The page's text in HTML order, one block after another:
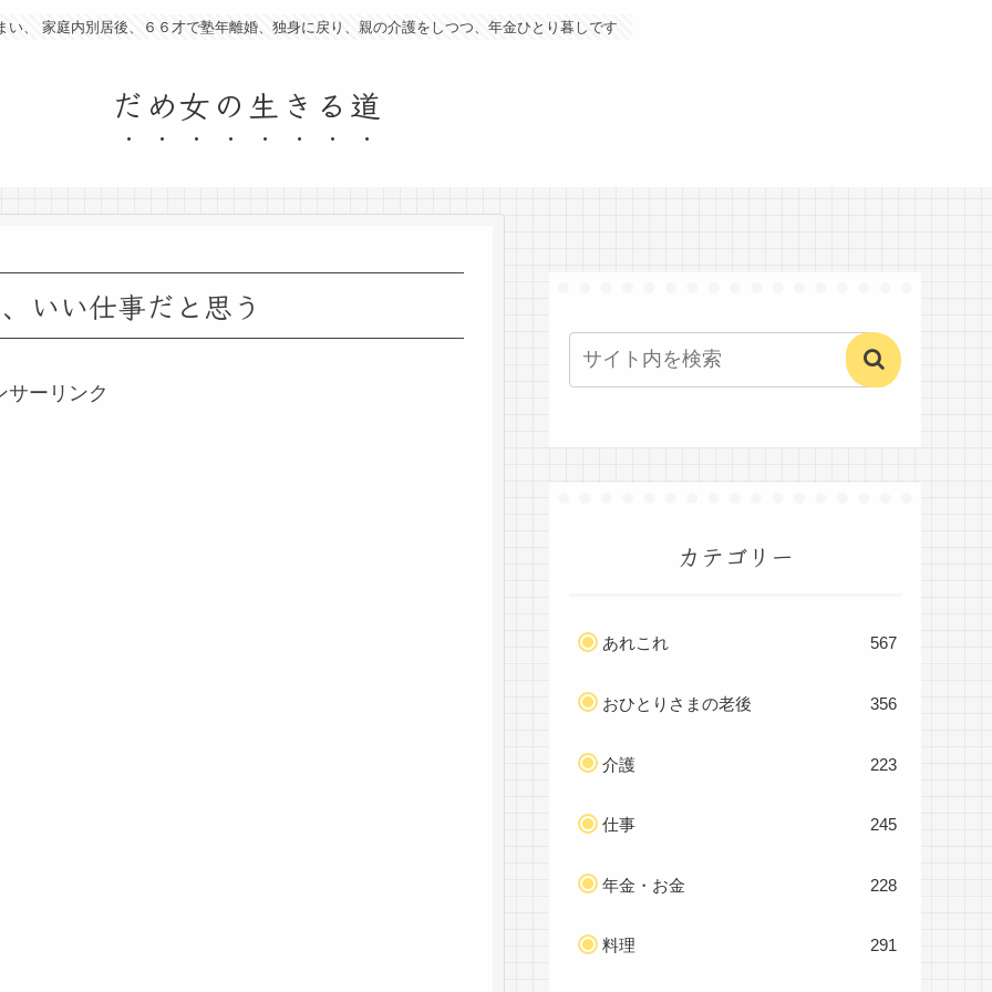
い、 家庭内別居後、６６才で塾年離婚、独身に戻り、親の介護をしつつ、年金ひとり暮しです
だめ女の生きる道
いい仕事だと思う
サーリンク
カテゴリー
あれこれ 567
おひとりさまの老後 356
介護 223
仕事 245
年金・お金 228
料理 291